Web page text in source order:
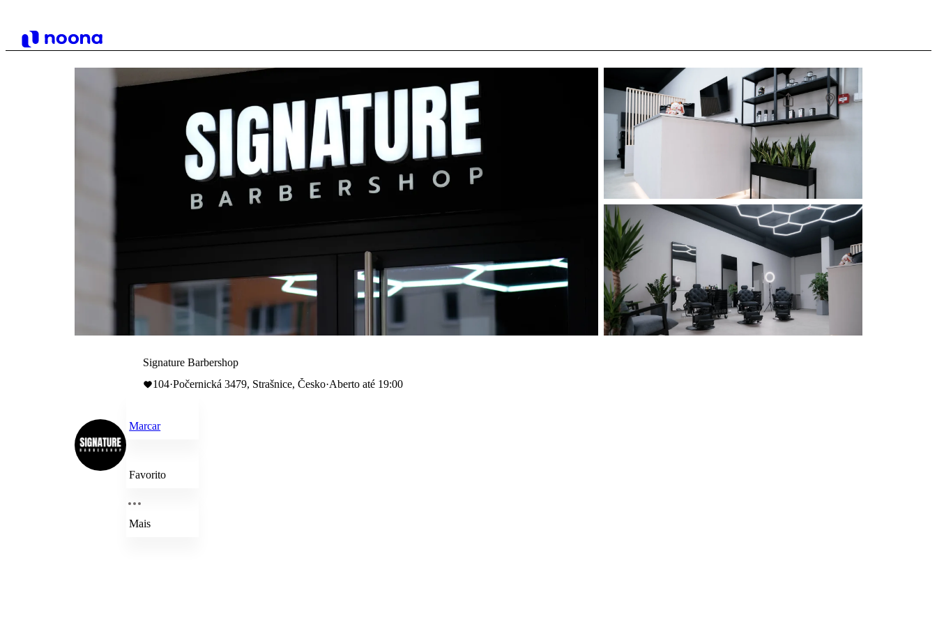
Signature Barbershop
104·Počernická 3479, Strašnice, Česko·Aberto até 19:00
Marcar
Favorito
Mais